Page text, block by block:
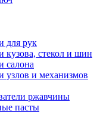
для рук
кузова, стекол и шин
салона
узлов и механизмов
ржавчины
пасты